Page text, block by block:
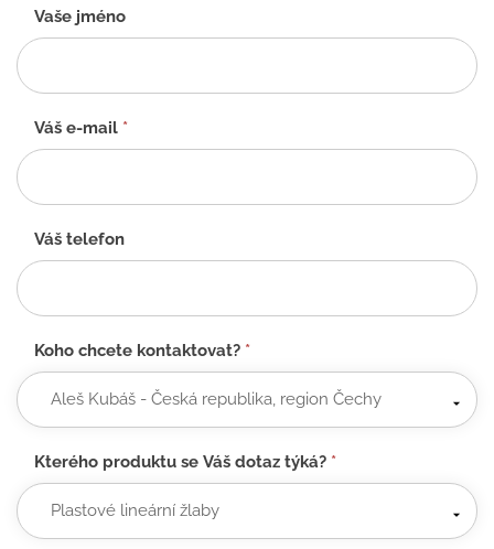
Kontaktní
formulář
-
CZ
Vaše jméno
Váš e-mail *
Váš telefon
Koho chcete kontaktovat? *
Kterého produktu se Váš dotaz týká? *